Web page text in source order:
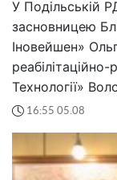
У Подільській
засновницею
Іновейшен»
Технології»
16:55 05.08